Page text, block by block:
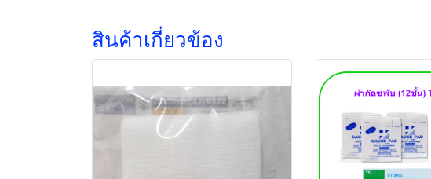
สินค้าเกี่ยวข้อง